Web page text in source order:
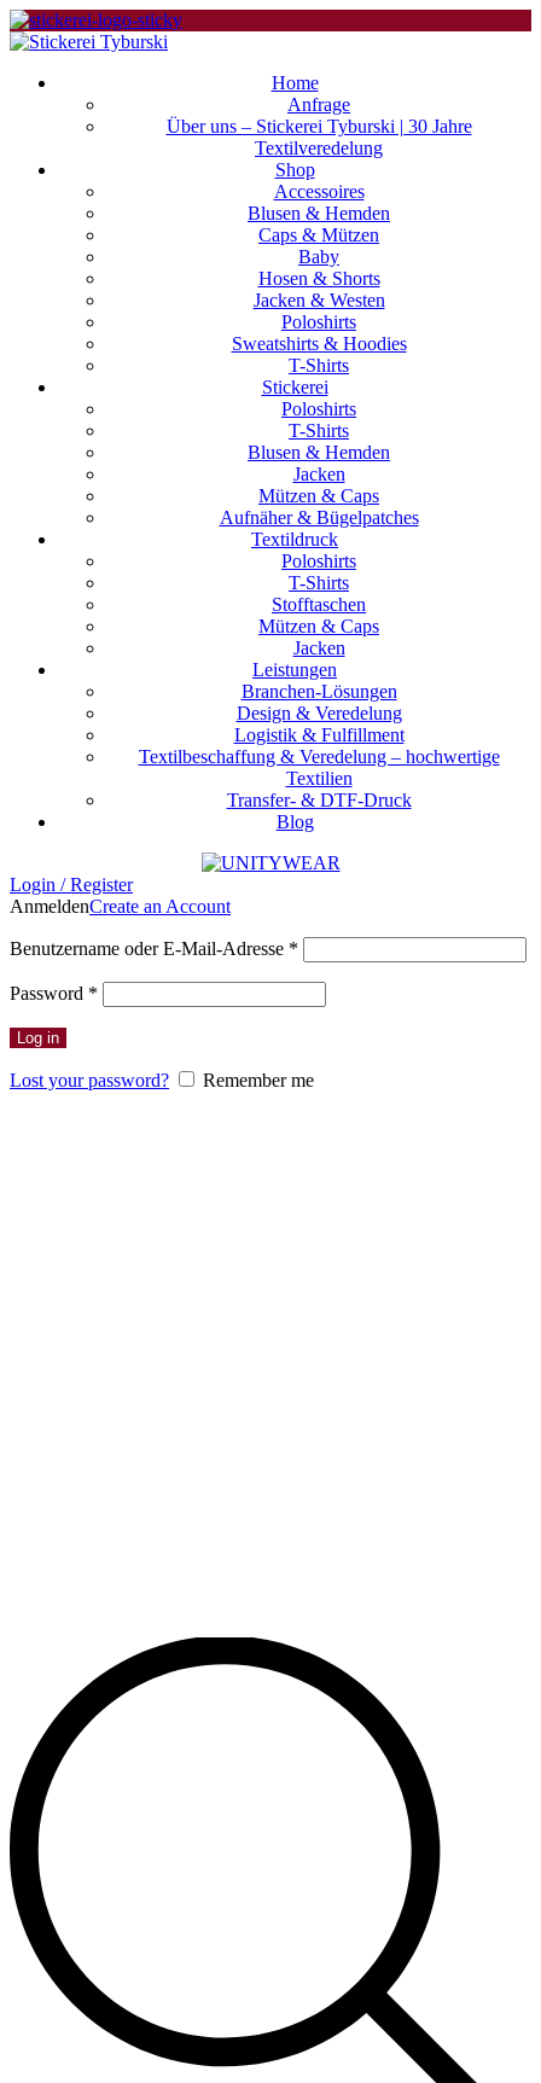
Home
Anfrage
Über uns – Stickerei Tyburski | 30 Jahre
Textilveredelung
Shop
Accessoires
Blusen & Hemden
Caps & Mützen
Baby
Hosen & Shorts
Jacken & Westen
Poloshirts
Sweatshirts & Hoodies
T-Shirts
Stickerei
Poloshirts
T-Shirts
Blusen & Hemden
Jacken
Mützen & Caps
Aufnäher & Bügelpatches
Textildruck
Poloshirts
T-Shirts
Stofftaschen
Mützen & Caps
Jacken
Leistungen
Branchen-Lösungen
Design & Veredelung
Logistik & Fulfillment
Textilbeschaffung & Veredelung – hochwertige
Textilien
Transfer- & DTF-Druck
Blog
Login / Register
AnmeldenCreate an Account
Benutzername oder E-Mail-Adresse *
Password *
Log in
Lost your password? Remember me